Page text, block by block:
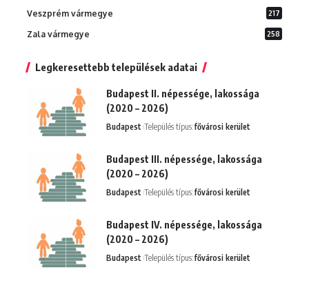
Veszprém vármegye 217
Zala vármegye 258
Legkeresettebb települések adatai
Budapest II. népessége, lakossága
(2020 – 2026)
Budapest Település típus:fővárosi kerület
Budapest III. népessége, lakossága
(2020 – 2026)
Budapest Település típus:fővárosi kerület
Budapest IV. népessége, lakossága
(2020 – 2026)
Budapest Település típus:fővárosi kerület